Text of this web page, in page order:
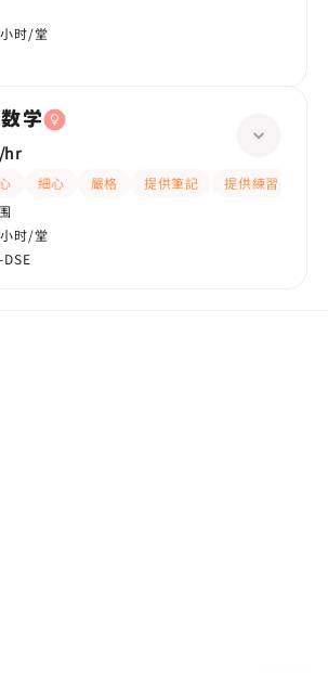
时/堂
学
/hr
細心 嚴格 提供筆記
提供練習題/試題
时/堂